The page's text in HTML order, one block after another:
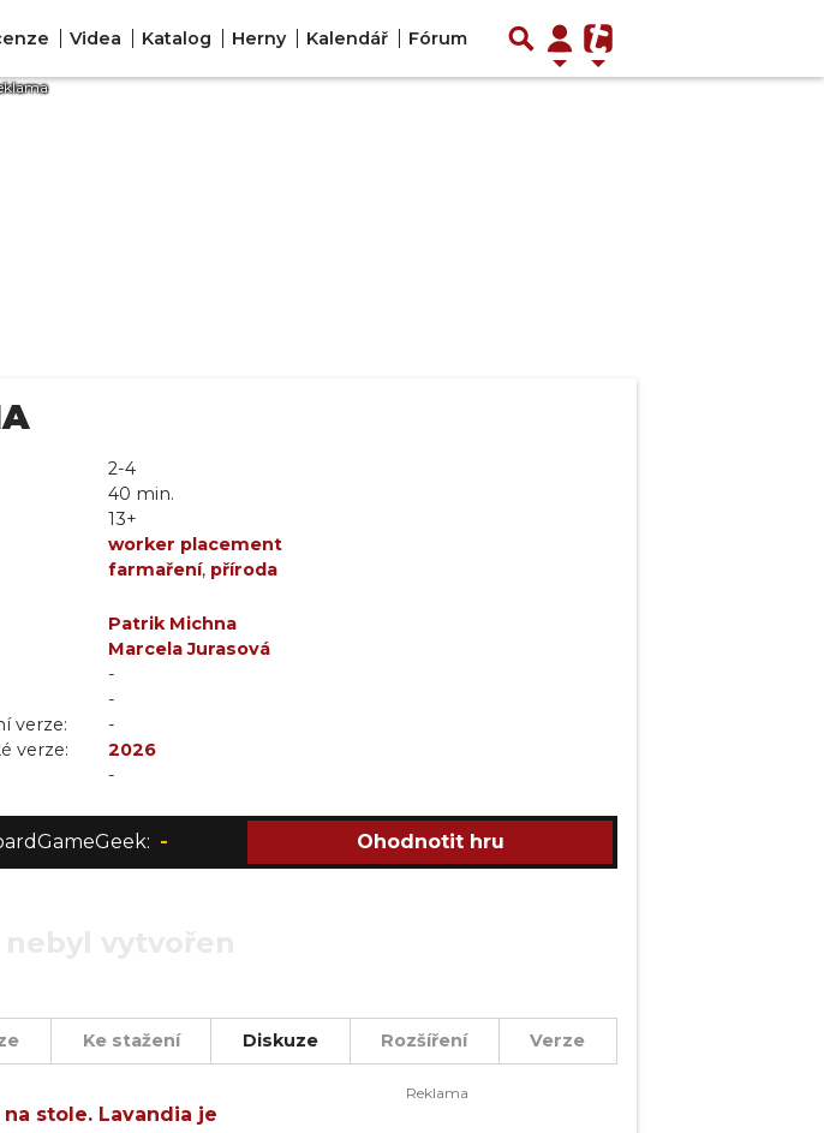
Videa Katalog Herny Kalendář Fórum
2-4
40 min.
13+
worker placement
farmaření, příroda
Patrik Michna
Marcela Jurasová
-
-
verze:
-
verze:
2026
-
- Ohodnotit hru
Ke stažení Diskuze Rozšíření Verze
stole. Lavandia je